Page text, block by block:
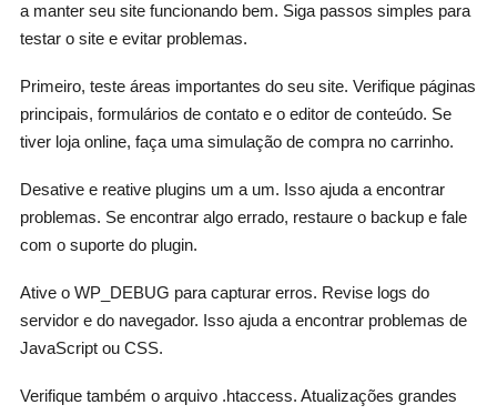
a manter seu site funcionando bem. Siga passos simples para
testar o site e evitar problemas.
Primeiro, teste áreas importantes do seu site. Verifique páginas
principais, formulários de contato e o editor de conteúdo. Se
tiver loja online, faça uma simulação de compra no carrinho.
Desative e reative plugins um a um. Isso ajuda a encontrar
problemas. Se encontrar algo errado, restaure o backup e fale
com o suporte do plugin.
Ative o WP_DEBUG para capturar erros. Revise logs do
servidor e do navegador. Isso ajuda a encontrar problemas de
JavaScript ou CSS.
Verifique também o arquivo .htaccess. Atualizações grandes